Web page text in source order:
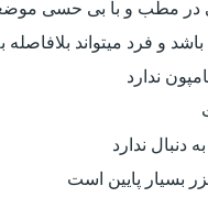
در مطب و با بی حسی
و فرد میتواند
ندارد
ندارد
بسیار پایین است